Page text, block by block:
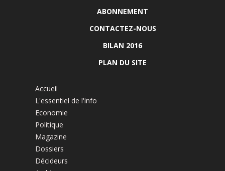
ABONNEMENT
CONTACTEZ-NOUS
BILAN 2016
PLAN DU SITE
Accueil
L'essentiel de l'info
Economie
Politique
Magazine
Dossiers
Décideurs